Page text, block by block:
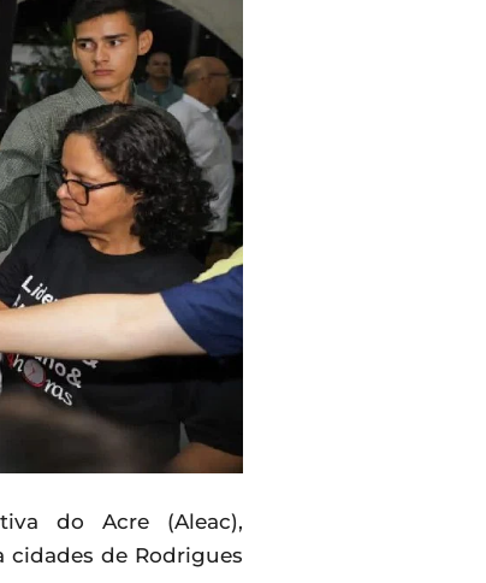
do Acre (Aleac),
cidades de Rodrigues